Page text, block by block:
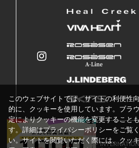
Copyright © GRIP
このウェブサイトでは、サイトの利便性
的に、クッキーを使用しています。ブラ
定によりクッキーの機能を変更すること
す。詳細はプライバシーポリシーをご覧
い。サイトを閲覧いただく際には、クッ